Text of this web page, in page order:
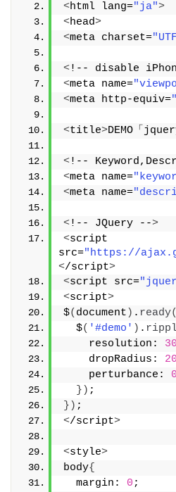
<html lang="ja">
<head>
<meta charset=
<!-- disable
<meta name=
<meta http-equiv=
<title>DEMO「
<!--
<meta name=
<meta name=
<!-- JQuery -->
<script
src="https://
</script>
<script src=
<script>
$( document ) . ready(
  $
( '#demo' ) .
    resolution:
    dropRadius:
20
    perturbance:
}) ;
}) ;
</script>
<style>
body{
  margin:
0 ;